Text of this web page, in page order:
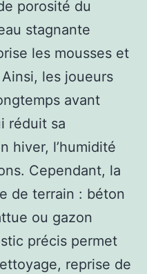
porosité du
stagnante
les mousses et
les joueurs
avant
réduit sa
hiver, l’humidité
Cependant, la
de terrain : béton
ou gazon
précis permet
reprise de